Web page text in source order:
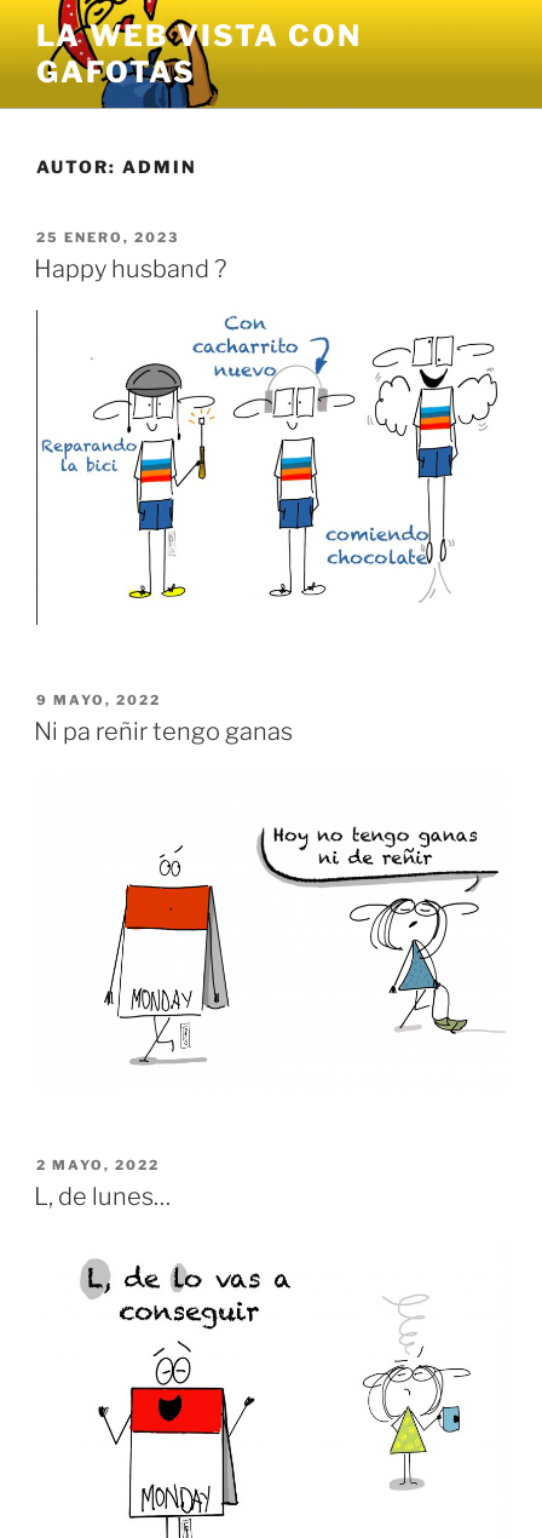
contenido
LA WEB VISTA CON
GAFOTAS
AUTOR: ADMIN
PUBLICADO
EL
25 ENERO, 2023
Happy husband ?
PUBLICADO
EL
9 MAYO, 2022
Ni pa reñir tengo ganas
PUBLICADO
EL
2 MAYO, 2022
L, de lunes…